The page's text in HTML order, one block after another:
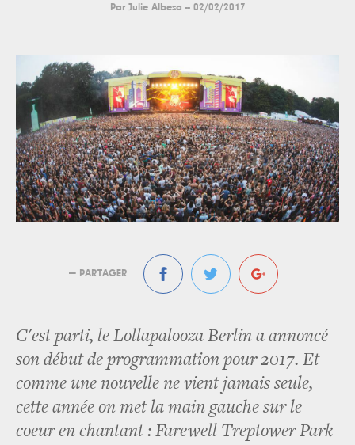
Par Julie Albesa -- 02/02/2017
— PARTAGER
C'est parti, le Lollapalooza Berlin a annoncé
son début de programmation pour 2017. Et
comme une nouvelle ne vient jamais seule,
cette année on met la main gauche sur le
coeur en chantant : Farewell Treptower Park